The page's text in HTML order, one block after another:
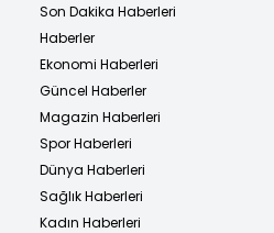
Son Dakika Haberleri
Haberler
Ekonomi Haberleri
Güncel Haberler
Magazin Haberleri
Spor Haberleri
Dünya Haberleri
Sağlık Haberleri
Kadın Haberleri